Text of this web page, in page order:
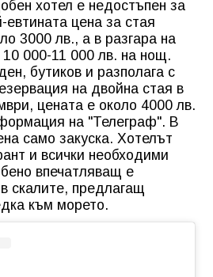
хотел е недостъпен за
евтината цена за стая
3000 лв., а в разгара на
000-11 000 лв. на нощ.
бутиков и разполага с
на двойна стая в
цената е около 4000 лв.
на "Телеграф". В
само закуска. Хотелът
и всички необходими
впечатляващ е
скалите, предлагащ
към морето.